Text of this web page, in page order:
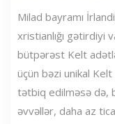
Milad bayramı
xristianlığı gətirdiyi
bütpərəst Kelt
üçün bəzi unikal Kelt
tətbiq edilməsə də,
əvvəllər, daha az